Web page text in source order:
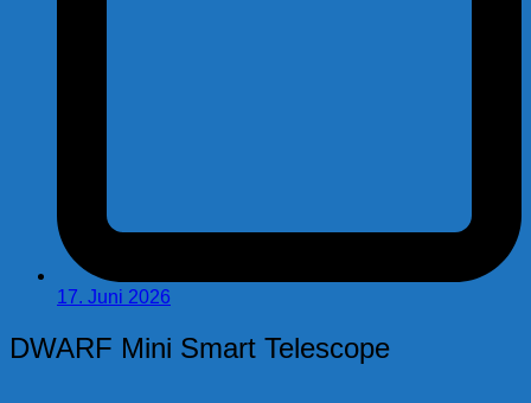
17. Juni 2026
DWARF Mini Smart Telescope